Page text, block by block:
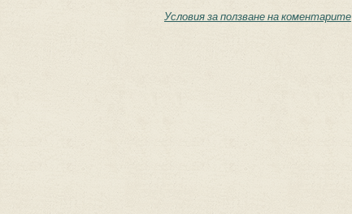
Условия за ползване на коментарите